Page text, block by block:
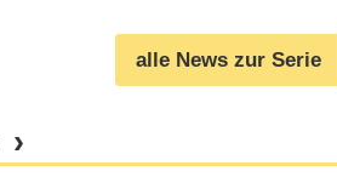
alle News zur Serie